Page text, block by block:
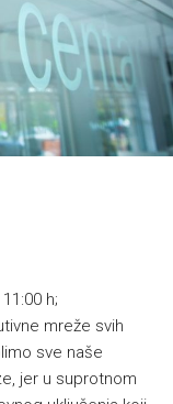
h;
mreže svih
sve naše
jer u suprotnom